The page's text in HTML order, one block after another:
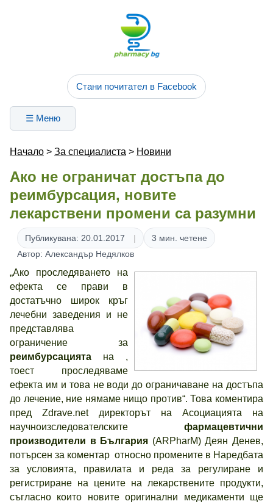
Стани почитател в Facebook
☰ Меню
Начало > За специалиста > Новини
Ако не ограничат достъпа до
реимбурсация, новите
лекарствени промени са разумни
Публикувана: 20.01.2017
3 мин. четене
Автор: Александър Недялков
„Ако проследяването на
ефекта се прави в
достатъчно широк кръг
лечебни заведения и не
представлява
ограничение за
реимбурсацията на ,
тоест проследяваме
ефекта им и това не води до ограничаване на достъпа
до лечение, ние нямаме нищо против“. Това коментира
пред Zdrave.net директорът на Асоциацията на
научноизследователските фармацевтични
производители в България (ARPharM) Деян Денев,
потърсен за коментар относно промените в Наредбата
за условията, правилата и реда за регулиране и
регистриране на цените на лекарствените продукти,
съгласно които новите оригинални медикаменти ще